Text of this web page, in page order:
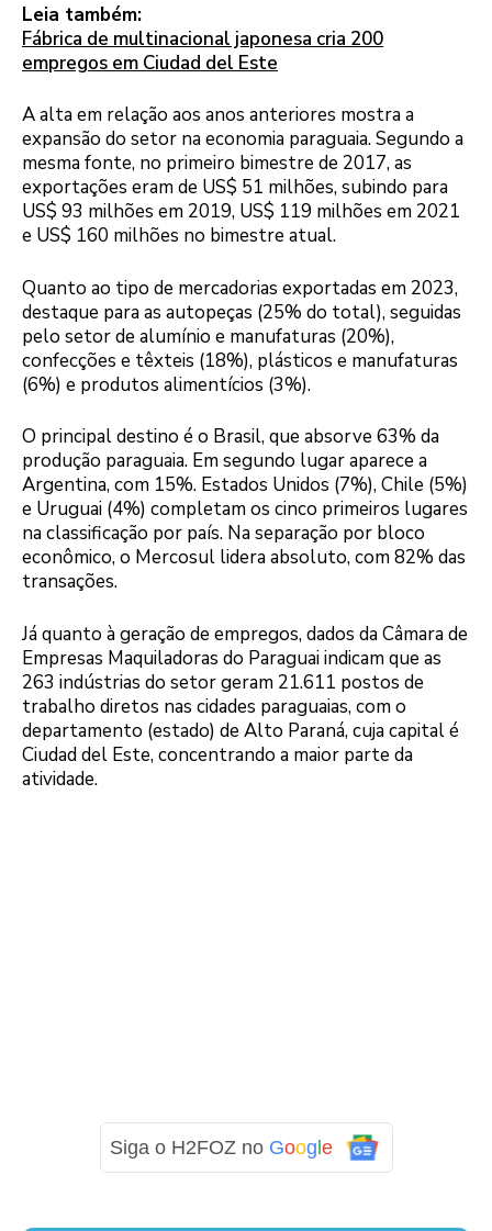
Leia também:
Fábrica de multinacional japonesa cria 200
empregos em Ciudad del Este
A alta em relação aos anos anteriores mostra a
expansão do setor na economia paraguaia. Segundo a
mesma fonte, no primeiro bimestre de 2017, as
exportações eram de US$ 51 milhões, subindo para
US$ 93 milhões em 2019, US$ 119 milhões em 2021
e US$ 160 milhões no bimestre atual.
Quanto ao tipo de mercadorias exportadas em 2023,
destaque para as autopeças (25% do total), seguidas
pelo setor de alumínio e manufaturas (20%),
confecções e têxteis (18%), plásticos e manufaturas
(6%) e produtos alimentícios (3%).
O principal destino é o Brasil, que absorve 63% da
produção paraguaia. Em segundo lugar aparece a
Argentina, com 15%. Estados Unidos (7%), Chile (5%)
e Uruguai (4%) completam os cinco primeiros lugares
na classificação por país. Na separação por bloco
econômico, o Mercosul lidera absoluto, com 82% das
transações.
Já quanto à geração de empregos, dados da Câmara de
Empresas Maquiladoras do Paraguai indicam que as
263 indústrias do setor geram 21.611 postos de
trabalho diretos nas cidades paraguaias, com o
departamento (estado) de Alto Paraná, cuja capital é
Ciudad del Este, concentrando a maior parte da
atividade.
Siga o H2FOZ no Google